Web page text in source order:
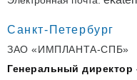
Санкт-Петербург
ЗАО «ИМПЛАНТА-СПБ»
Генеральный директор